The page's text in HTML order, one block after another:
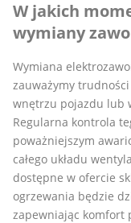
W jakich
wymiany
Wymiana
zauważymy
wnętrzu pojazdu lub
Regularna kontrola
poważniejszym
całego układu
dostępne w ofercie
ogrzewania będzie
zapewniając komfort